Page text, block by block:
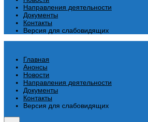
Направления деятельности
Документы
Контакты
Версия для слабовидящих
Главная
Анонсы
Новости
Направления деятельности
Документы
Контакты
Версия для слабовидящих